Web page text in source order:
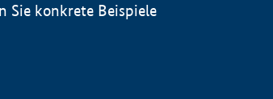
Sie konkrete Beispiele